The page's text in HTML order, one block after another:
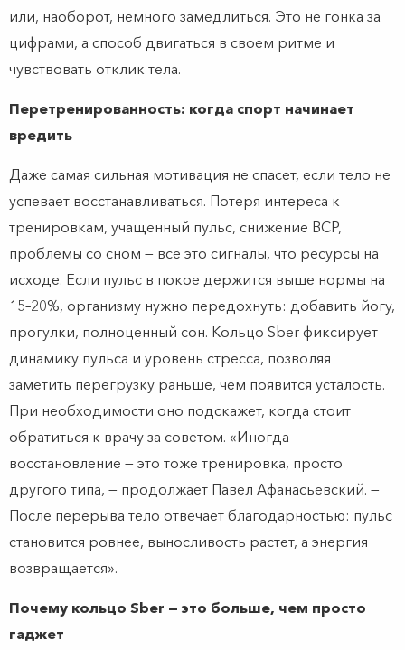
или, наоборот, немного замедлиться. Это не гонка за
цифрами, а способ двигаться в своем ритме и
чувствовать отклик тела.
Перетренированность: когда спорт начинает
вредить
Даже самая сильная мотивация не спасет, если тело не
успевает восстанавливаться. Потеря интереса к
тренировкам, учащенный пульс, снижение ВСР,
проблемы со сном — все это сигналы, что ресурсы на
исходе. Если пульс в покое держится выше нормы на
15–20%, организму нужно передохнуть: добавить йогу,
прогулки, полноценный сон. Кольцо Sber фиксирует
динамику пульса и уровень стресса, позволяя
заметить перегрузку раньше, чем появится усталость.
При необходимости оно подскажет, когда стоит
обратиться к врачу за советом. «Иногда
восстановление — это тоже тренировка, просто
другого типа, — продолжает Павел Афанасьевский. —
После перерыва тело отвечает благодарностью: пульс
становится ровнее, выносливость растет, а энергия
возвращается».
Почему кольцо Sber — это больше, чем просто
гаджет